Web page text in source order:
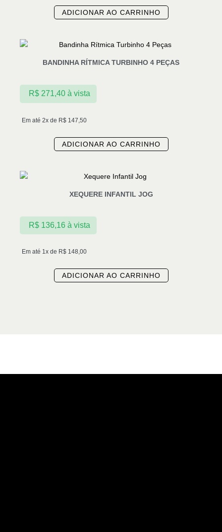
ADICIONAR AO CARRINHO
BANDINHA RÍTMICA TURBINHO 4 PEÇAS
Em até 2x de R$ 147,50
R$271,40 à vista
ADICIONAR AO CARRINHO
XEQUERE INFANTIL JOG
Em até 1x de R$ 148,00
R$136,16 à vista
ADICIONAR AO CARRINHO